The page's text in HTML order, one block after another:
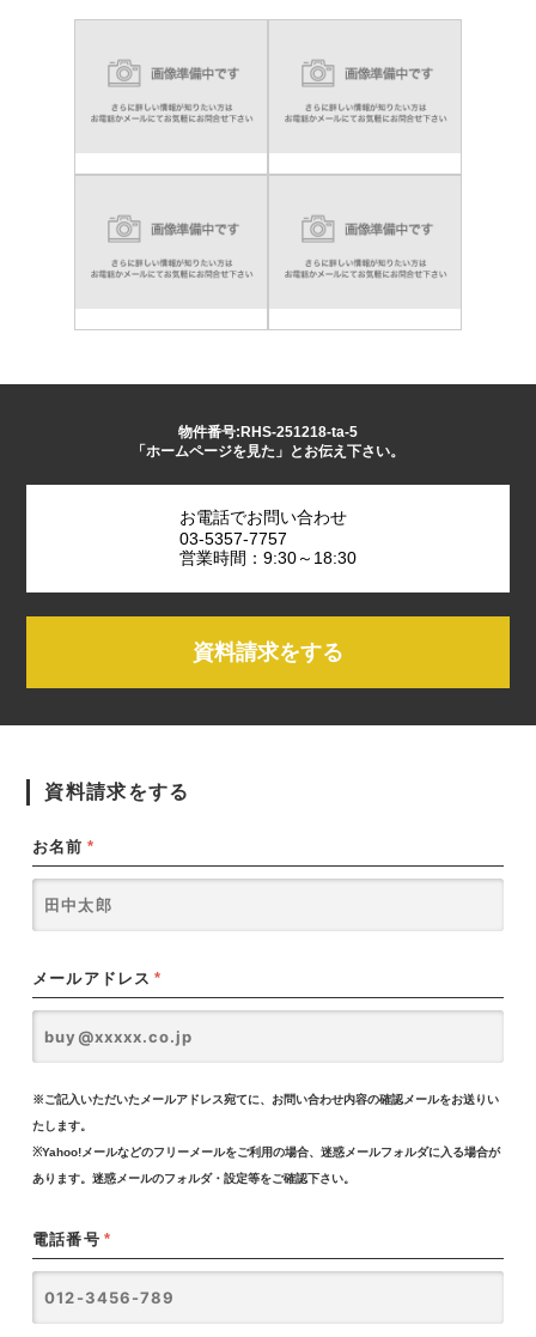
物件番号:RHS-251218-ta-5
「ホームページを見た」とお伝え下さい。
お電話でお問い合わせ
03-5357-7757
営業時間：9:30～18:30
資料請求をする
資料請求をする
お名前 *
メールアドレス *
※ご記入いただいたメールアドレス宛てに、お問い合わせ内容の確認メールをお送りい
たします。
※Yahoo!メールなどのフリーメールをご利用の場合、迷惑メールフォルダに入る場合が
あります。迷惑メールのフォルダ・設定等をご確認下さい。
電話番号 *